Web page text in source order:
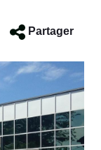
Partager